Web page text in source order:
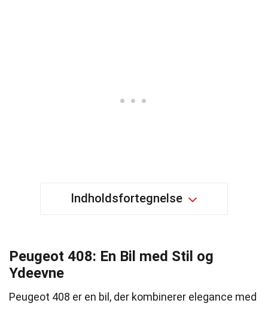
Indholdsfortegnelse
Peugeot 408: En Bil med Stil og
Ydeevne
Peugeot 408 er en bil, der kombinerer elegance med